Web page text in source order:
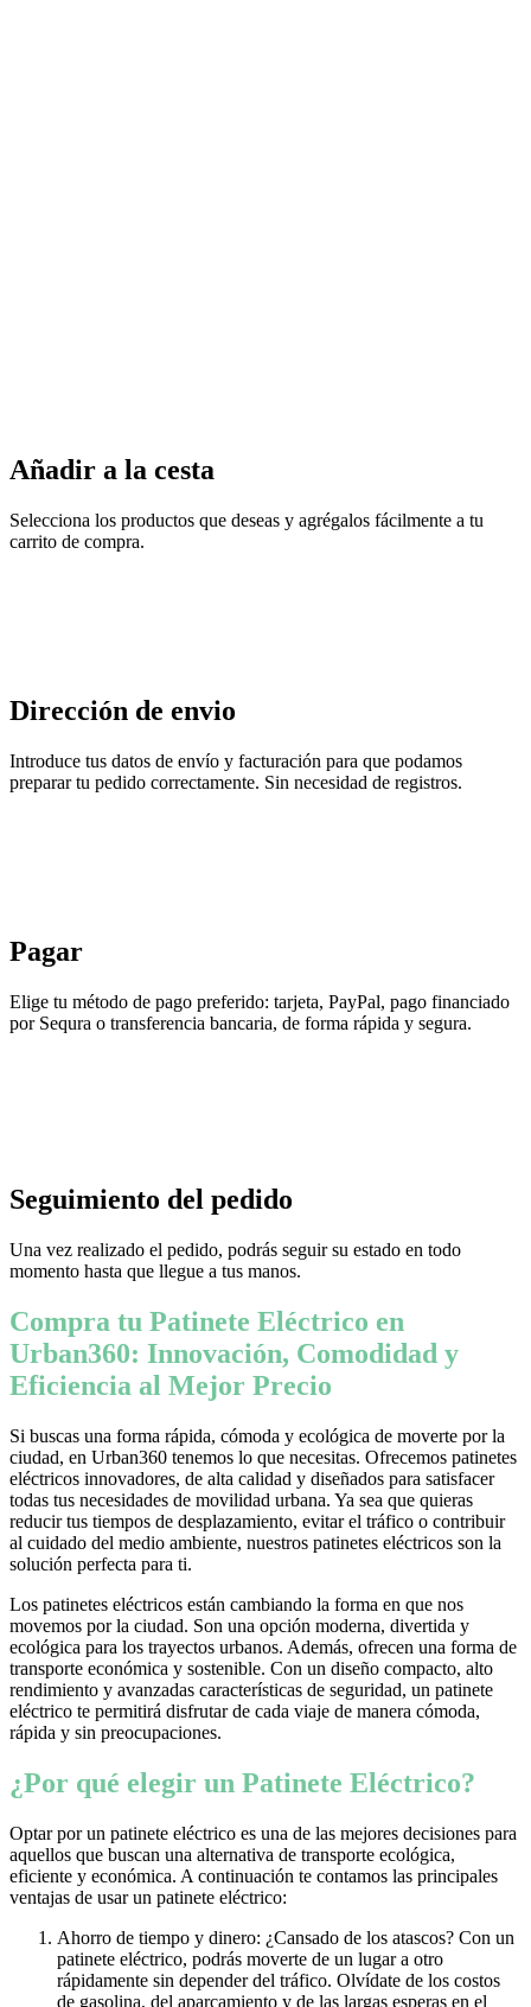
Añadir a la cesta
Selecciona los productos que deseas y agrégalos fácilmente a tu
carrito de compra.
Dirección de envio
Introduce tus datos de envío y facturación para que podamos
preparar tu pedido correctamente. Sin necesidad de registros.
Pagar
Elige tu método de pago preferido: tarjeta, PayPal, pago financiado
por Sequra o transferencia bancaria, de forma rápida y segura.
Seguimiento del pedido
Una vez realizado el pedido, podrás seguir su estado en todo
momento hasta que llegue a tus manos.
Compra tu Patinete Eléctrico en
Urban360: Innovación, Comodidad y
Eficiencia al Mejor Precio
Si buscas una forma rápida, cómoda y ecológica de moverte por la
ciudad, en Urban360 tenemos lo que necesitas. Ofrecemos patinetes
eléctricos innovadores, de alta calidad y diseñados para satisfacer
todas tus necesidades de movilidad urbana. Ya sea que quieras
reducir tus tiempos de desplazamiento, evitar el tráfico o contribuir
al cuidado del medio ambiente, nuestros patinetes eléctricos son la
solución perfecta para ti.
Los patinetes eléctricos están cambiando la forma en que nos
movemos por la ciudad. Son una opción moderna, divertida y
ecológica para los trayectos urbanos. Además, ofrecen una forma de
transporte económica y sostenible. Con un diseño compacto, alto
rendimiento y avanzadas características de seguridad, un patinete
eléctrico te permitirá disfrutar de cada viaje de manera cómoda,
rápida y sin preocupaciones.
¿Por qué elegir un Patinete Eléctrico?
Optar por un patinete eléctrico es una de las mejores decisiones para
aquellos que buscan una alternativa de transporte ecológica,
eficiente y económica. A continuación te contamos las principales
ventajas de usar un patinete eléctrico:
Ahorro de tiempo y dinero: ¿Cansado de los atascos? Con un
patinete eléctrico, podrás moverte de un lugar a otro
rápidamente sin depender del tráfico. Olvídate de los costos
de gasolina, del aparcamiento y de las largas esperas en el